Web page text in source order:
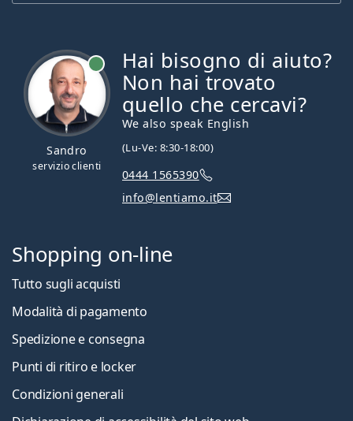
Sandro
servizio clienti
Hai bisogno di aiuto?
Non hai trovato
quello che cercavi?
We also speak English
(Lu-Ve: 8:30-18:00)
0444 1565390
info@lentiamo.it
Shopping on-line
Tutto sugli acquisti
Modalità di pagamento
Spedizione e consegna
Punti di ritiro e locker
Condizioni generali